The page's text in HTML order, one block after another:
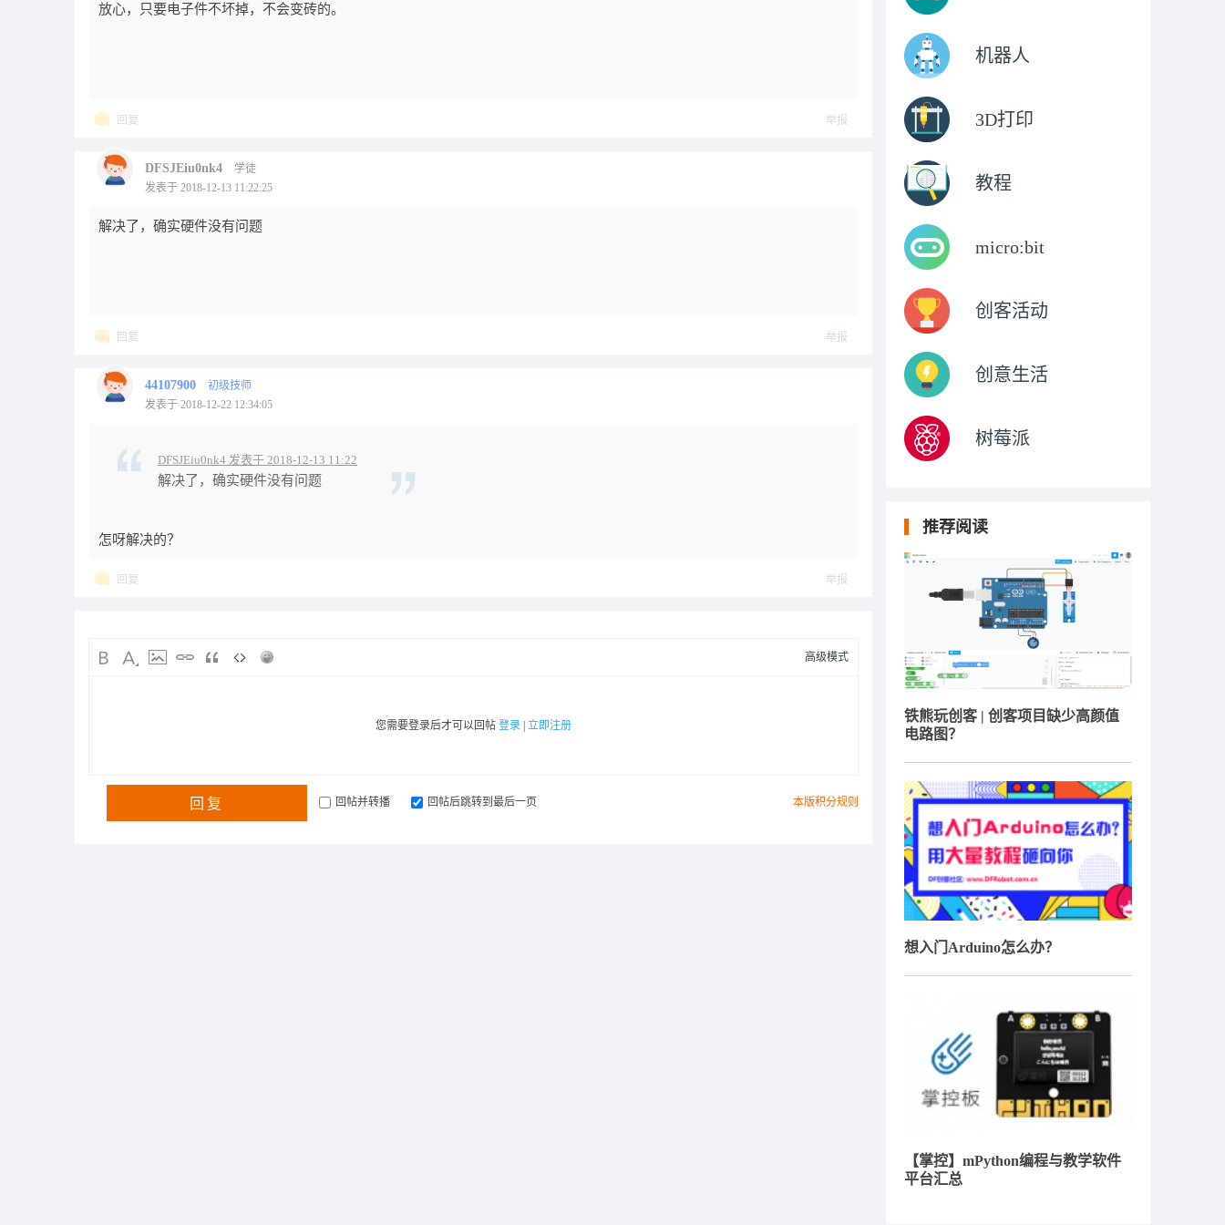
放心，只要电子件不坏掉，不会变砖的。
回复 举报
DFSJEiu0nk4
学徒
发表于 2018-12-13 11:22:25
解决了，确实硬件没有问题
回复 举报
44107900
初级技师
发表于 2018-12-22 12:34:05
DFSJEiu0nk4 发表于 2018-12-13 11:22
解决了，确实硬件没有问题
怎呀解决的？
回复 举报
高级模式
您需要登录后才可以回帖 登录 立即注册
本版积分规则
回复 回帖并转播 回帖后跳转到最后一页
机器人
3D打印
教程
micro:bit
创客活动
创意生活
树莓派
推荐阅读
铁熊玩创客 | 创客项目缺少高颜值
电路图？
想入门Arduino怎么办？
【掌控】mPython编程与教学软件
平台汇总